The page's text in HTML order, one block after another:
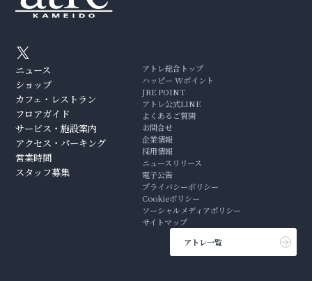
ニュース
ショップ
カフェ・レストラン
フロアガイド
サービス・施設案内
アクセス・パーキング
営業時間
スタッフ募集
アトレ総合トップ
ハッピー Wポイント
JRE POINT
アトレ公式LINE
よくあるご質問
お問合せ
企業情報
採用情報
ニュースリリース
電子公告
プライバシーポリシー
Cookieポリシー
ソーシャルメディアポリシー
サイトマップ
アトレ一覧